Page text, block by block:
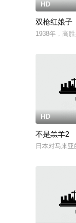
HD
双枪红娘子
1938年，高
HD
不是羔羊2
日本对马来